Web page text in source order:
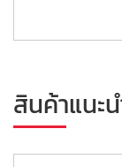
สินค้าแนะ